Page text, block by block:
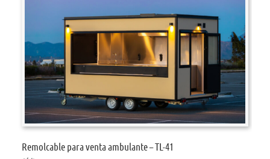
Remolcable para venta ambulante – TL-41